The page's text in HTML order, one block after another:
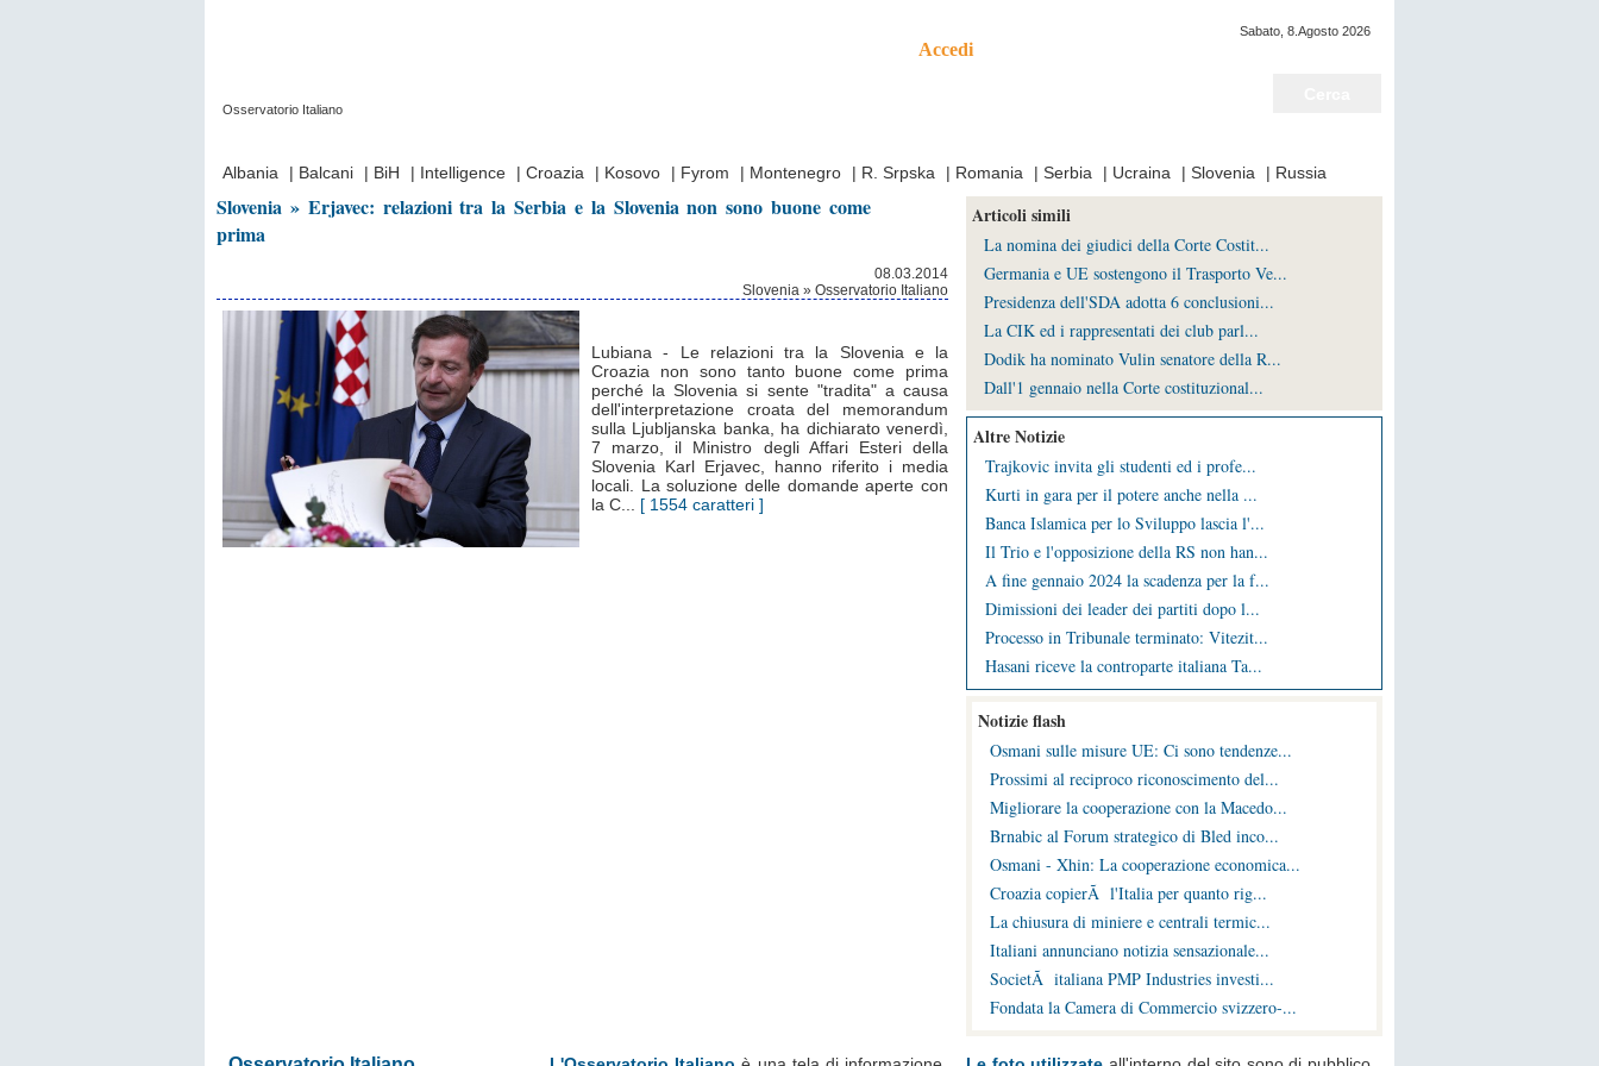
Accedi
Osservatorio Italiano
Sabato, 8.Agosto 2026
Albania
| Balcani | BiH | Intelligence | Croazia | Kosovo | Fyrom | Montenegro | R. Srpska | Romania | Serbia | Ucraina | Slovenia | Russia
Slovenia » Erjavec: relazioni tra la Serbia e la Slovenia non sono buone come
prima
08.03.2014
Slovenia » Osservatorio Italiano
Lubiana - Le relazioni tra la Slovenia e la
Croazia non sono tanto buone come prima
perché la Slovenia si sente "tradita" a causa
dell'interpretazione croata del memorandum
sulla Ljubljanska banka, ha dichiarato venerdì,
7 marzo, il Ministro degli Affari Esteri della
Slovenia Karl Erjavec, hanno riferito i media
locali. La soluzione delle domande aperte con
la C... [ 1554 caratteri ]
Articoli simili
La nomina dei giudici della Corte Costit...
Germania e UE sostengono il Trasporto Ve...
Presidenza dell'SDA adotta 6 conclusioni...
La CIK ed i rappresentati dei club parl...
Dodik ha nominato Vulin senatore della R...
Dall'1 gennaio nella Corte costituzional...
Altre Notizie
Trajkovic invita gli studenti ed i profe...
Kurti in gara per il potere anche nella ...
Banca Islamica per lo Sviluppo lascia l'...
Il Trio e l'opposizione della RS non han...
A fine gennaio 2024 la scadenza per la f...
Dimissioni dei leader dei partiti dopo l...
Processo in Tribunale terminato: Vitezit...
Hasani riceve la controparte italiana Ta...
Notizie flash
Osmani sulle misure UE: Ci sono tendenze...
Prossimi al reciproco riconoscimento del...
Migliorare la cooperazione con la Macedo...
Brnabic al Forum strategico di Bled inco...
Osmani - Xhin: La cooperazione economica...
Croazia copierÃ l'Italia per quanto rig...
La chiusura di miniere e centrali termic...
Italiani annunciano notizia sensazionale...
SocietÃ italiana PMP Industries investi...
Fondata la Camera di Commercio svizzero-...